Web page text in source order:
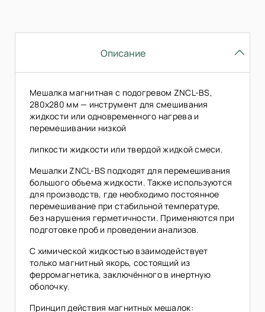
Описание
Мешалка магнитная с подогревом ZNCL-BS,
280х280 мм — инструмент для смешивания
жидкости или одновременного нагрева и
перемешивании низкой
липкости жидкости или твердой жидкой смеси.
Мешалки ZNCL-BS подходят для перемешивания
большого объема жидкости. Также используются
для производств, где необходимо постоянное
перемешивание при стабильной температуре,
без нарушения герметичности. Применяются при
подготовке проб и проведении анализов.
С химической жидкостью взаимодействует
только магнитный якорь, состоящий из
ферромагнетика, заключённого в инертную
оболочку.
Принцип действия магнитных мешалок: